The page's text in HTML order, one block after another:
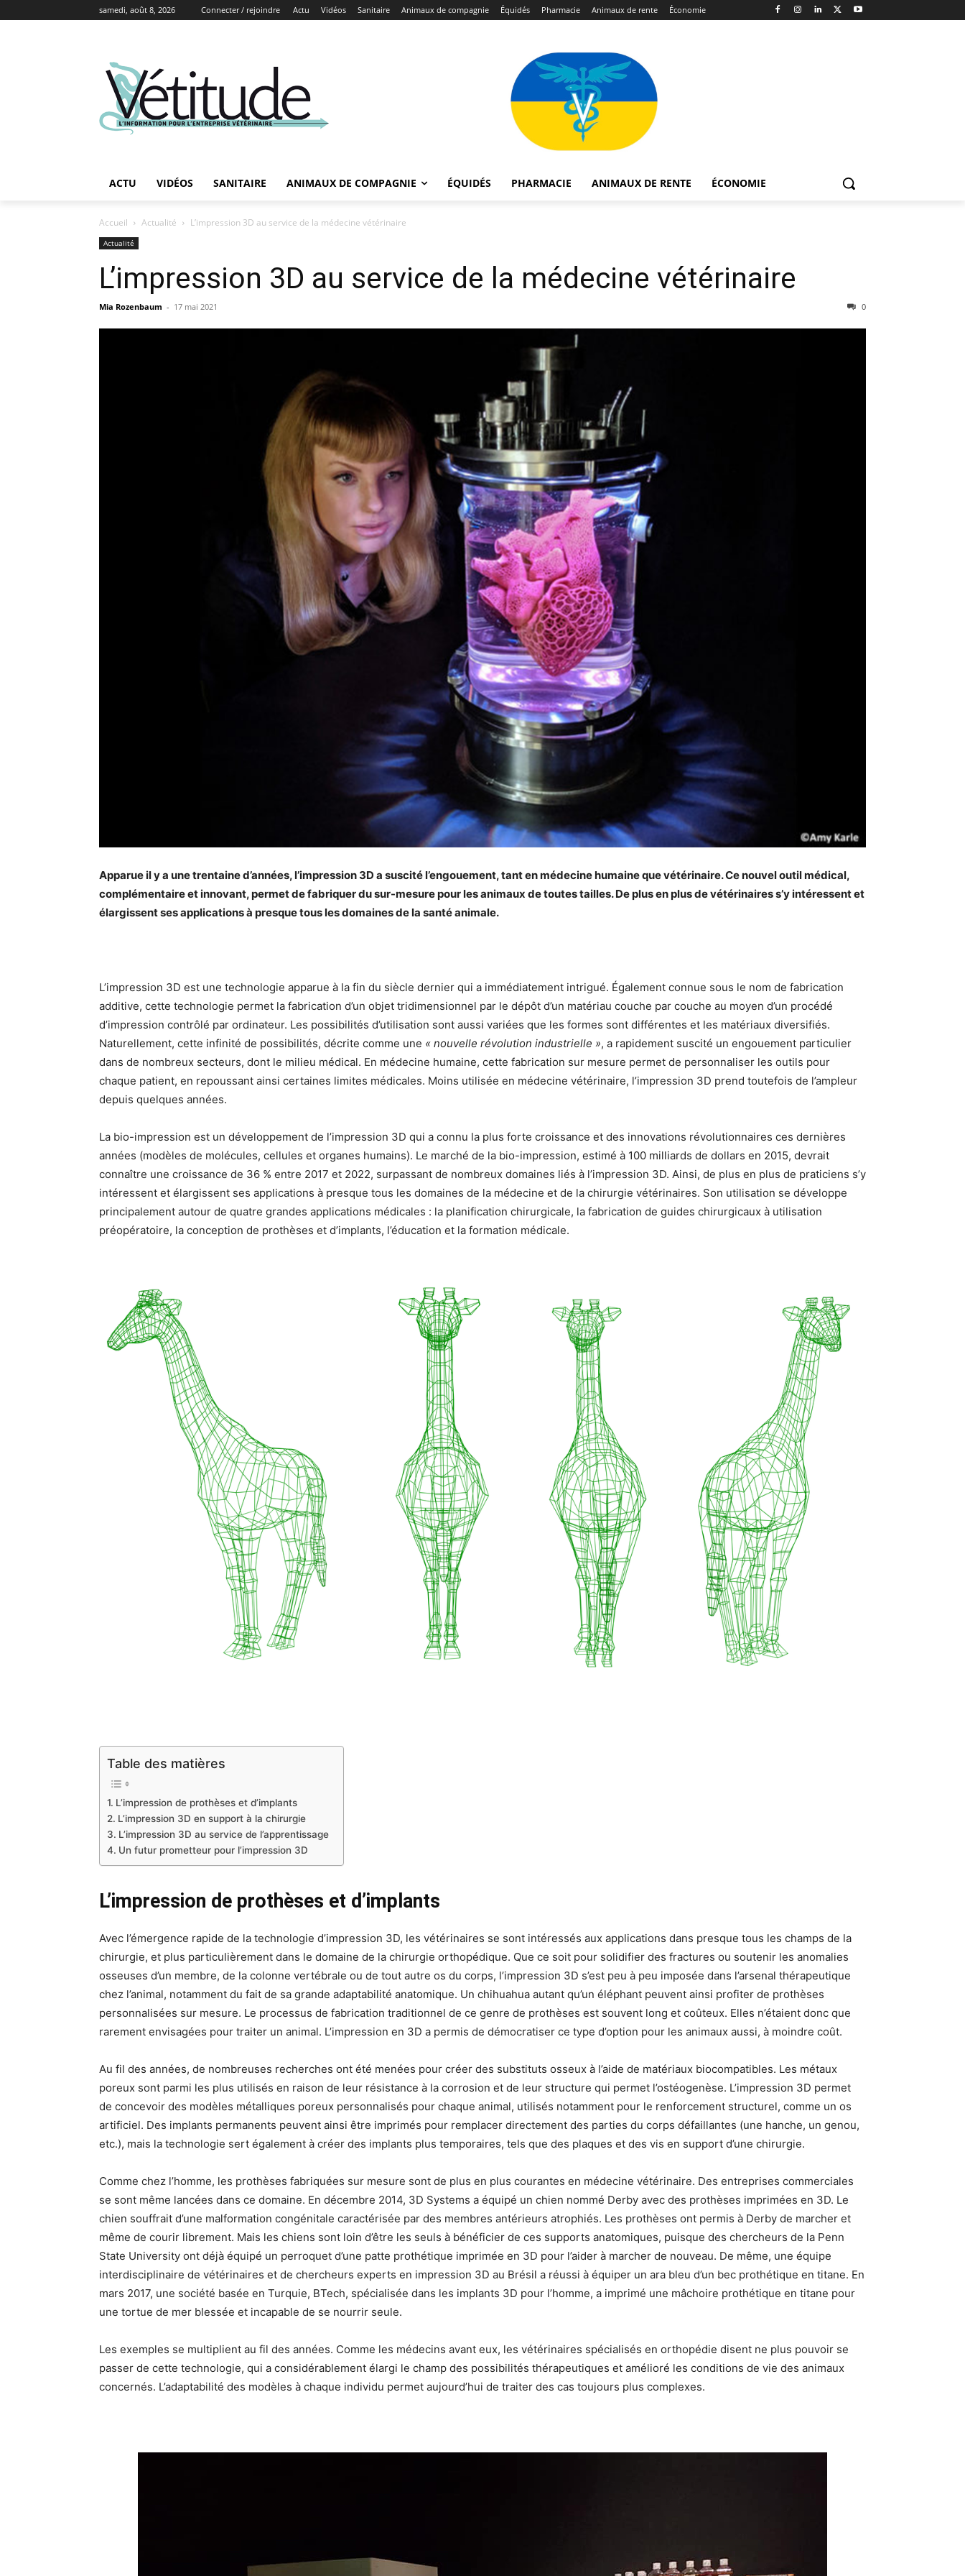
samedi, août 8, 2026 Connecter / rejoindre Actu Vidéos Sanitaire Animaux de compagnie Équidés Pharmacie Animaux de rente Économie
ACTU VIDÉOS SANITAIRE ANIMAUX DE COMPAGNIE ÉQUIDÉS PHARMACIE ANIMAUX DE RENTE ÉCONOMIE
Accueil Actualité L’impression 3D au service de la médecine vétérinaire
Actualité
L’impression 3D au service de la médecine vétérinaire
Mia Rozenbaum - 17 mai 2021 0
Apparue il y a une trentaine d’années, l’impression 3D a suscité l’engouement, tant en médecine humaine que vétérinaire. Ce nouvel outil médical,
complémentaire et innovant, permet de fabriquer du sur-mesure pour les animaux de toutes tailles. De plus en plus de vétérinairess’y intéressent et
élargissent ses applications à presque tous les domaines de la santé animale.
L’impression 3D est une technologie apparue à la fin du siècle dernier qui a immédiatement intrigué. Également connue sous le nom de fabrication
additive, cette technologie permet la fabrication d’un objet tridimensionnel par le dépôt d’un matériau couche par couche au moyen d’un procédé
d’impression contrôlé par ordinateur. Les possibilités d’utilisation sont aussi variées que les formes sont différentes et les matériaux diversifiés.
Naturellement, cette infinité de possibilités, décrite comme une « nouvelle révolution industrielle », a rapidement suscité un engouement particulier
dans de nombreux secteurs, dont le milieu médical. En médecine humaine, cette fabrication sur mesure permet de personnaliser les outils pour
chaque patient, en repoussant ainsi certaines limites médicales. Moins utilisée en médecine vétérinaire, l’impression 3D prend toutefois de l’ampleur
depuis quelques années.
La bio-impression est un développement de l’impression 3D qui a connu la plus forte croissance et des innovations révolutionnaires ces dernières
années (modèles de molécules, cellules et organes humains). Le marché de la bio-impression, estimé à 100 milliards de dollars en 2015, devrait
connaître une croissance de 36 % entre 2017 et 2022, surpassant de nombreux domaines liés à l’impression 3D. Ainsi, de plus en plus de praticiens s’y
intéressent et élargissent ses applications à presque tous les domaines de la médecine et de la chirurgie vétérinaires. Son utilisation se développe
principalement autour de quatre grandes applications médicales : la planification chirurgicale, la fabrication de guides chirurgicaux à utilisation
préopératoire, la conception de prothèses et d’implants, l’éducation et la formation médicale.
Table des matières
L’impression de prothèses et d’implants
L’impression 3D en support à la chirurgie
L’impression 3D au service de l’apprentissage
Un futur prometteur pour l’impression 3D
L’impression de prothèses et d’implants
Avec l’émergence rapide de la technologie d’impression 3D, les vétérinaires se sont intéressés aux applications dans presque tous les champs de la
chirurgie, et plus particulièrement dans le domaine de la chirurgie orthopédique. Que ce soit pour solidifier des fractures ou soutenir les anomalies
osseuses d’un membre, de la colonne vertébrale ou de tout autre os du corps, l’impression 3D s’est peu à peu imposée dans l’arsenal thérapeutique
chez l’animal, notamment du fait de sa grande adaptabilité anatomique. Un chihuahua autant qu’un éléphant peuvent ainsi profiter de prothèses
personnalisées sur mesure. Le processus de fabrication traditionnel de ce genre de prothèses est souvent long et coûteux. Elles n’étaient donc que
rarement envisagées pour traiter un animal. L’impression en 3D a permis de démocratiser ce type d’option pour les animaux aussi, à moindre coût.
Au fil des années, de nombreuses recherches ont été menées pour créer des substituts osseux à l’aide de matériaux biocompatibles. Les métaux
poreux sont parmi les plus utilisés en raison de leur résistance à la corrosion et de leur structure qui permet l’ostéogenèse. L’impression 3D permet
de concevoir des modèles métalliques poreux personnalisés pour chaque animal, utilisés notamment pour le renforcement structurel, comme un os
artificiel. Des implants permanents peuvent ainsi être imprimés pour remplacer directement des parties du corps défaillantes (une hanche, un genou,
etc.), mais la technologie sert également à créer des implants plus temporaires, tels que des plaques et des vis en support d’une chirurgie.
Comme chez l’homme, les prothèses fabriquées sur mesure sont de plus en plus courantes en médecine vétérinaire. Des entreprises commerciales
se sont même lancées dans ce domaine. En décembre 2014, 3D Systems a équipé un chien nommé Derby avec des prothèses imprimées en 3D. Le
chien souffrait d’une malformation congénitale caractérisée par des membres antérieurs atrophiés. Les prothèses ont permis à Derby de marcher et
même de courir librement. Mais les chiens sont loin d’être les seuls à bénéficier de ces supports anatomiques, puisque des chercheurs de la Penn
State University ont déjà équipé un perroquet d’une patte prothétique imprimée en 3D pour l’aider à marcher de nouveau. De même, une équipe
interdisciplinaire de vétérinaires et de chercheurs experts en impression 3D au Brésil a réussi à équiper un ara bleu d’un bec prothétique en titane. En
mars 2017, une société basée en Turquie, BTech, spécialisée dans les implants 3D pour l’homme, a imprimé une mâchoire prothétique en titane pour
une tortue de mer blessée et incapable de se nourrir seule.
Les exemples se multiplient au fil des années. Comme les médecins avant eux, les vétérinaires spécialisés en orthopédie disent ne plus pouvoir se
passer de cette technologie, qui a considérablement élargi le champ des possibilités thérapeutiques et amélioré les conditions de vie des animaux
concernés. L’adaptabilité des modèles à chaque individu permet aujourd’hui de traiter des cas toujours plus complexes.